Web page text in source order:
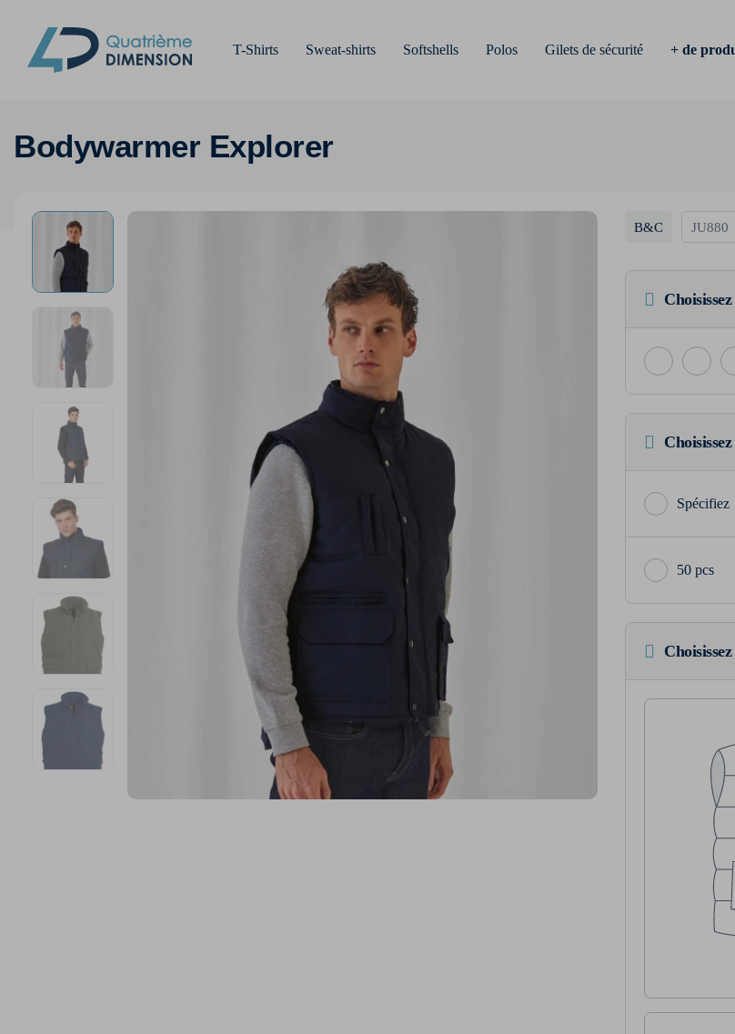
T-Shirts Sweat-shirts Softshells Polos Gilets de sécurité + de
Bodywarmer Explorer
B&C JU880
50 pcs